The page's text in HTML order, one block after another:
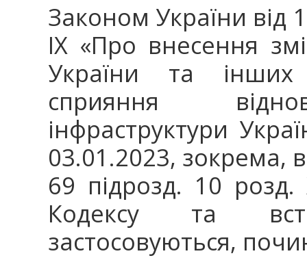
Законом України від
ІХ «Про внесення
України та
сприяння
інфраструктури
03.01.2023, зокрема,
69 підрозд. 10 розд.
Кодексу та
застосовуються,